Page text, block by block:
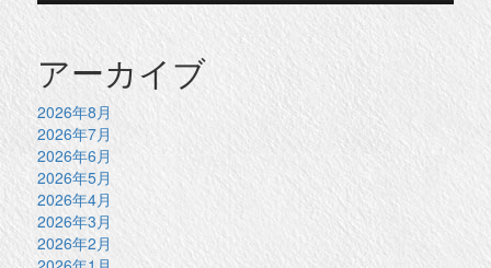
アーカイブ
2026年8月
2026年7月
2026年6月
2026年5月
2026年4月
2026年3月
2026年2月